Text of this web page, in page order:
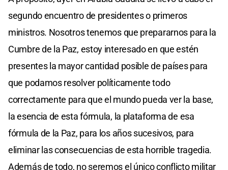
segundo encuentro de presidentes o primeros
ministros. Nosotros tenemos que prepararnos para la
Cumbre de la Paz, estoy interesado en que estén
presentes la mayor cantidad posible de países para
que podamos resolver políticamente todo
correctamente para que el mundo pueda ver la base,
la esencia de esta fórmula, la plataforma de esa
fórmula de la Paz, para los años sucesivos, para
eliminar las consecuencias de esta horrible tragedia.
Además de todo, no seremos el único conflicto militar